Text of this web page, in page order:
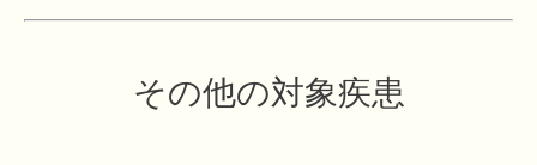
その他の対象疾患